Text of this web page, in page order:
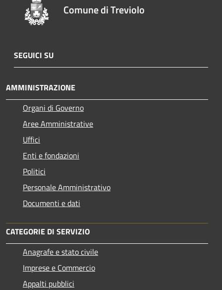
Comune di Treviolo
SEGUICI SU
AMMINISTRAZIONE
Organi di Governo
Aree Amministrative
Uffici
Enti e fondazioni
Politici
Personale Amministrativo
Documenti e dati
CATEGORIE DI SERVIZIO
Anagrafe e stato civile
Imprese e Commercio
Appalti pubblici